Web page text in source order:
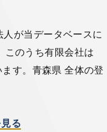
が当データベースに
このうち有限会社は
す。青森県 全体の登
る